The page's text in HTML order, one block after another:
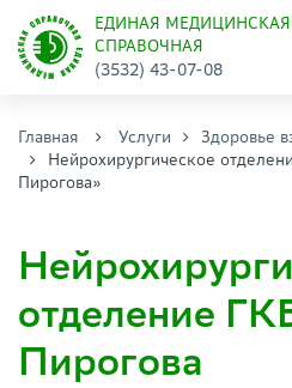
ЕДИНАЯ МЕДИЦИНСКАЯ
СПРАВОЧНАЯ
(3532) 43-07-08
Главная Услуги Здоровье
Нейрохирургическое
Пирогова»
отделение
Пирогова